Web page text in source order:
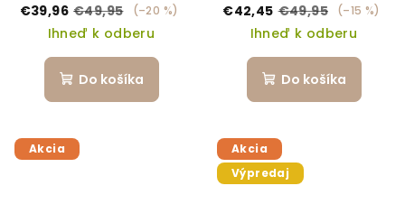
€39,96 €49,95 (–20 %)
Ihneď k odberu
Do košíka
€42,45 €49,95 (–15 %)
Ihneď k odberu
Do košíka
Akcia
Akcia
Výpredaj